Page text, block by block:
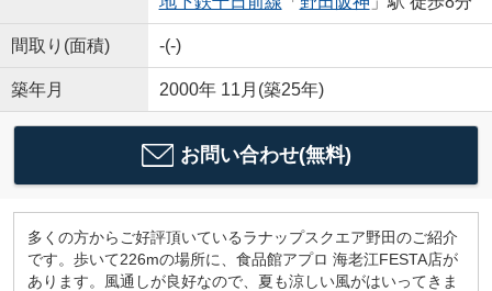
間取り(面積) -(-)
築年月 2000年 11月(築25年)
お問い合わせ(無料)
多くの方からご好評頂いているラナップスクエア野田のご紹介
です。歩いて226mの場所に、食品館アプロ 海老江FESTA店が
あります。風通しが良好なので、夏も涼しい風がはいってきま